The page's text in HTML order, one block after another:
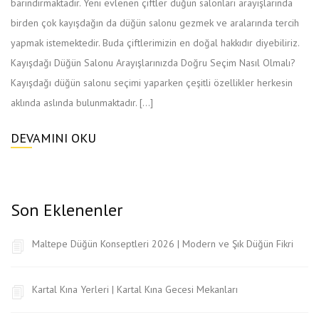
barındırmaktadır. Yeni evlenen çiftler düğün salonları arayışlarında
birden çok kayışdağın da düğün salonu gezmek ve aralarında tercih
yapmak istemektedir. Buda çiftlerimizin en doğal hakkıdır diyebiliriz.
Kayışdağı Düğün Salonu Arayışlarınızda Doğru Seçim Nasıl Olmalı?
Kayışdağı düğün salonu seçimi yaparken çeşitli özellikler herkesin
aklında aslında bulunmaktadır. […]
DEVAMINI OKU
Son Eklenenler
Maltepe Düğün Konseptleri 2026 | Modern ve Şık Düğün Fikri
Kartal Kına Yerleri | Kartal Kına Gecesi Mekanları